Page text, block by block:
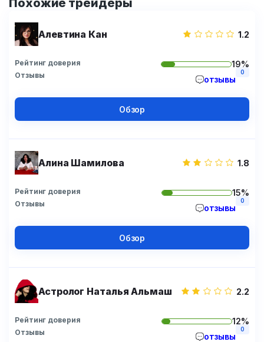
Похожие трейдеры
Алевтина Кан 1.2
Рейтинг доверия 19%
Отзывы отзывы
0
Обзор
Алина Шамилова 1.8
Рейтинг доверия 15%
Отзывы отзывы
0
Обзор
Астролог Наталья Альмаш 2.2
Рейтинг доверия 12%
Отзывы отзывы
0